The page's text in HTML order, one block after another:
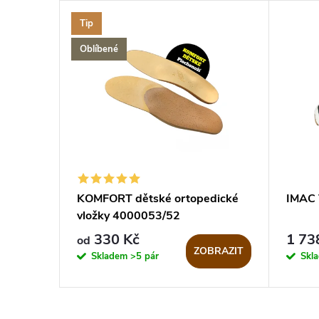
Tip
Oblíbené
KOMFORT dětské ortopedické
vložky 4000053/52
od 330 Kč
Skladem >5 pár ZOBRAZIT
1